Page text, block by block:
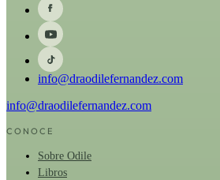
info@draodilefernandez.com
info@draodilefernandez.com
CONOCE
Sobre Odile
Libros